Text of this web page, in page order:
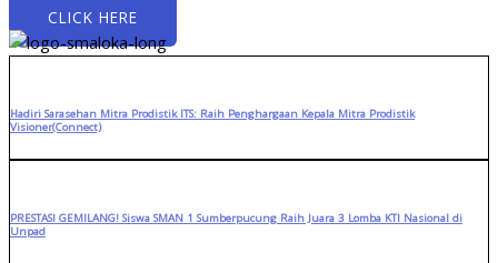
CLICK HERE
Hadiri Sarasehan Mitra Prodistik ITS: Raih Penghargaan Kepala Mitra Prodistik
Visioner(Connect)
PRESTASI GEMILANG! Siswa SMAN 1 Sumberpucung Raih Juara 3 Lomba KTI Nasional di
Unpad